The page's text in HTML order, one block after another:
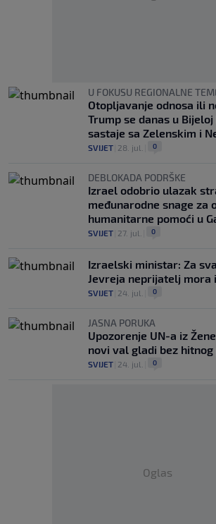
U FOKUSU REGIONALNE
Otopljavanje odnosa ili
Trump se danas u
sastaje sa Zelenskim i
SVIJET 28. jul. 0
DEBLOKADA PODRŠKE
Izrael odobrio ulazak
međunarodne snage za
humanitarne pomoći u
SVIJET 27. jul. 0
Izraelski ministar: Za
Jevreja neprijatelj mora
SVIJET 24. jul. 0
JASNA PORUKA
Upozorenje UN-a iz
novi val gladi bez
SVIJET 24. jul. 0
Oglas